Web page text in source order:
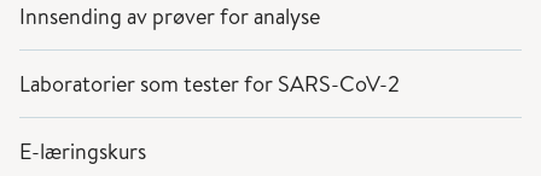
Innsending av prøver for analyse
Laboratorier som tester for SARS-CoV-2
E-læringskurs